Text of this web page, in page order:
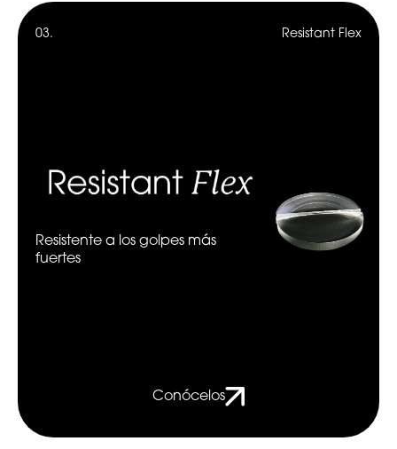
03. Resistant Flex
Resistente a los golpes más
fuertes
Conócelos